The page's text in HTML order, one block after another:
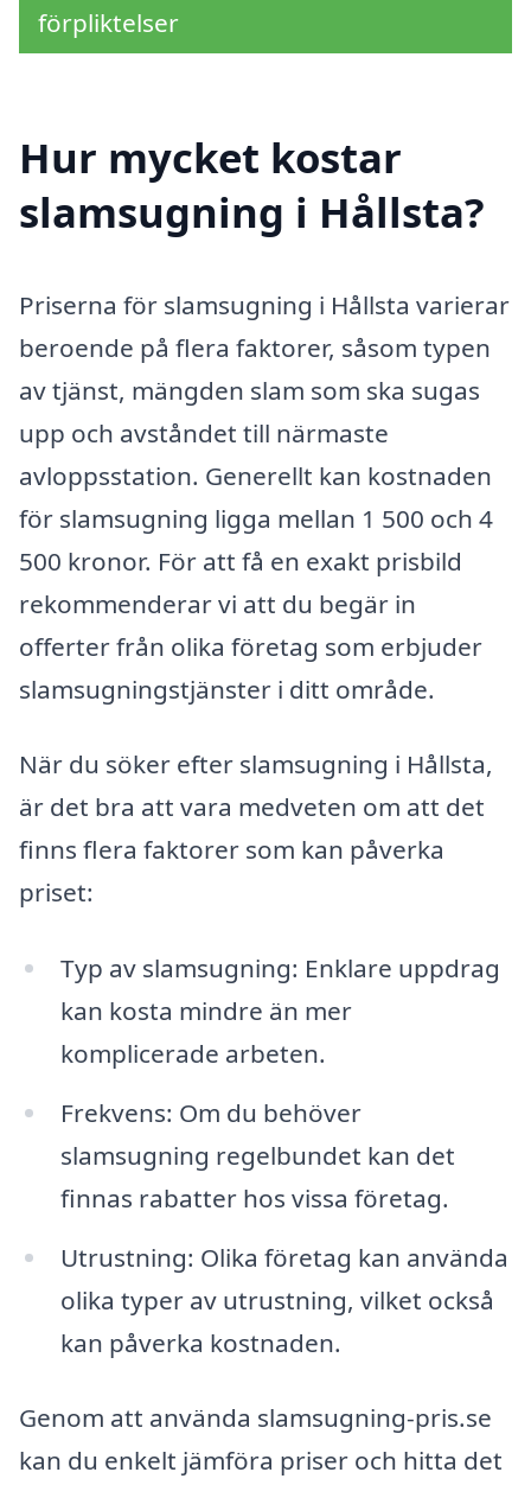
förpliktelser
Hur mycket kostar
slamsugning i Hållsta?
Priserna för slamsugning i Hållsta varierar
beroende på flera faktorer, såsom typen
av tjänst, mängden slam som ska sugas
upp och avståndet till närmaste
avloppsstation. Generellt kan kostnaden
för slamsugning ligga mellan 1 500 och 4
500 kronor. För att få en exakt prisbild
rekommenderar vi att du begär in
offerter från olika företag som erbjuder
slamsugningstjänster i ditt område.
När du söker efter slamsugning i Hållsta,
är det bra att vara medveten om att det
finns flera faktorer som kan påverka
priset:
Typ av slamsugning: Enklare uppdrag
kan kosta mindre än mer
komplicerade arbeten.
Frekvens: Om du behöver
slamsugning regelbundet kan det
finnas rabatter hos vissa företag.
Utrustning: Olika företag kan använda
olika typer av utrustning, vilket också
kan påverka kostnaden.
Genom att använda slamsugning-pris.se
kan du enkelt jämföra priser och hitta det